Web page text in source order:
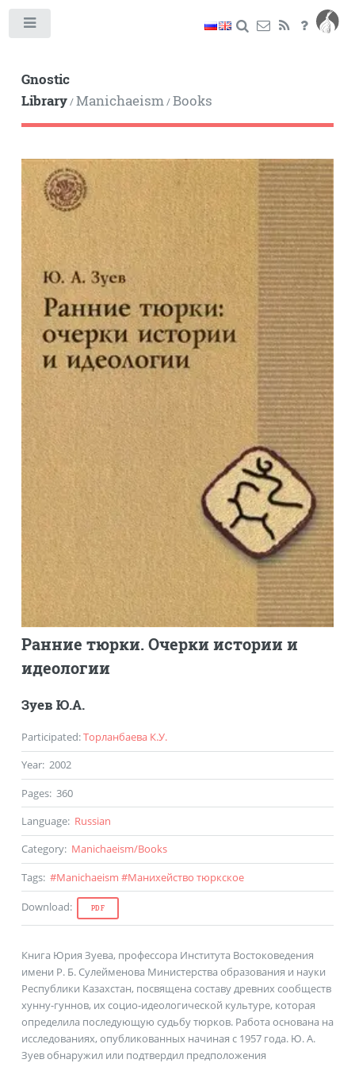
Gnostic
Library/Manichaeism/Books
Ранние тюрки. Очерки истории и
идеологии
Зуев Ю.А.
Participated:Торланбаева К.У.
Year: 2002
Pages: 360
Language: Russian
Category: Manichaeism/Books
Tags: #Manichaeism #Манихейство тюркское
Download: PDF
Книга Юрия Зуева, профессора Института Востоковедения
имени Р. Б. Сулейменова Министерства образования и науки
Республики Казахстан, посвящена составу древних сообществ
хунну-гуннов, их социо-идеологической культуре, которая
определила последующую судьбу тюрков. Работа основана на
исследованиях, опубликованных начиная с 1957 года. Ю. А.
Зуев обнаружил или подтвердил предположения